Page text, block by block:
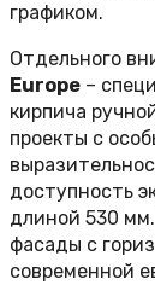
графиком.
Отдельного
Europe –
кирпича
проекты с
доступность
длиной 530
фасады с
современной